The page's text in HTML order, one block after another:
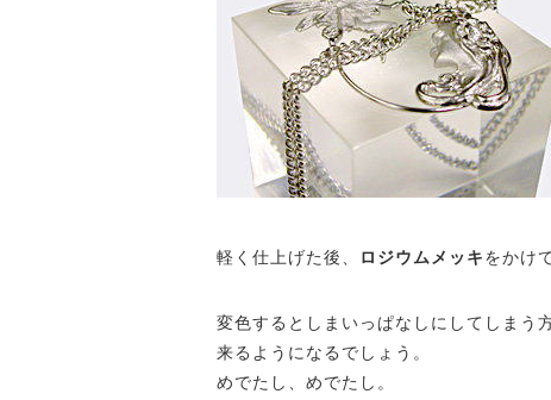
軽く仕上げた後、 ロジウムメッキをかけ
変色するとしまいっぱなしにしてしまう
来るようになるでしょう。
めでたし、めでたし。